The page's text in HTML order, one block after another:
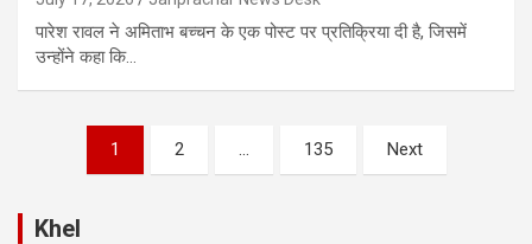
पारेश रावल ने अमिताभ बच्चन के एक पोस्ट पर प्रतिक्रिया दी है, जिसमें
उन्होंने कहा कि…
pagination
1 2 … 135 Next
Khel